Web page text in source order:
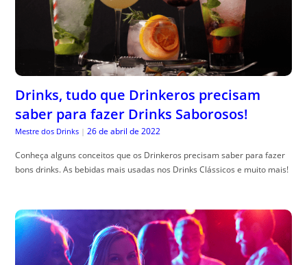
Drinks, tudo que Drinkeros precisam
saber para fazer Drinks Saborosos!
Mestre dos Drinks | 26 de abril de 2022
Conheça alguns conceitos que os Drinkeros precisam saber para fazer
bons drinks. As bebidas mais usadas nos Drinks Clássicos e muito mais!